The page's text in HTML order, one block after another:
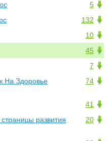
5
132
10
45
7
74
На Здоровье
41
20
развития